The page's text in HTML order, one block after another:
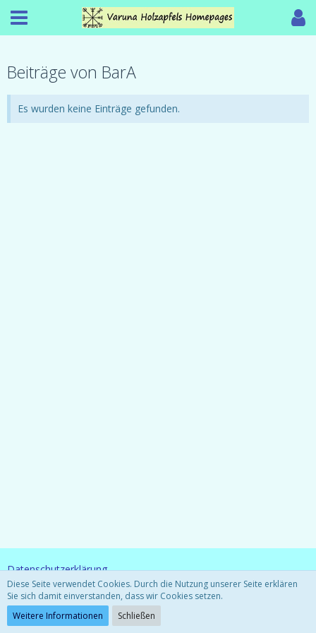
Beiträge von BarA
Es wurden keine Einträge gefunden.
Datenschutzerklärung
Community-Software:
Diese Seite verwendet Cookies. Durch die Nutzung unserer Seite erklären
Sie sich damit einverstanden, dass wir Cookies setzen.
Weitere Informationen
Schließen